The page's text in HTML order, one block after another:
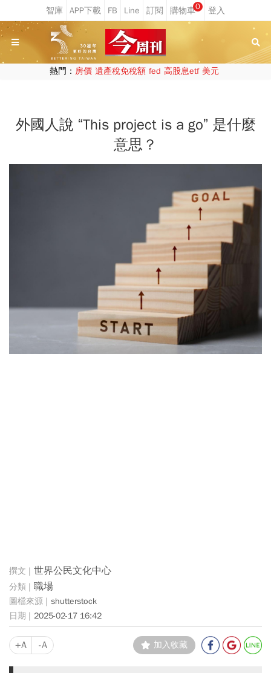
0
熱門： 房價 遺產稅免稅額 fed 高股息etf 美元
外國人說 “This project is a go” 是什麼
意思？
世界公民文化中心
職場
shutterstock
2025-02-17 16:42
+A -A 加入收藏